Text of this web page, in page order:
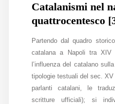
Catalanismi nel
quattrocentesco
Partendo dal quadro
catalana a Napoli tra
l’influenza del catalano sulla
tipologie testuali del sec.
parlanti catalani, le
scritture ufficiali); si